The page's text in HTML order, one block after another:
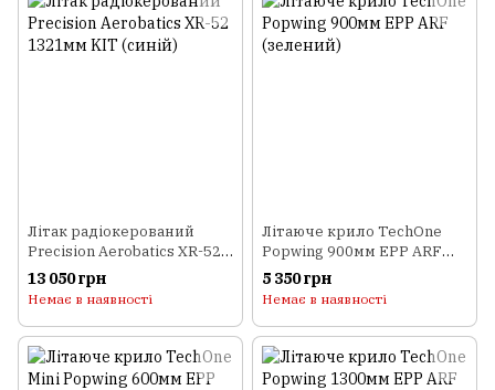
Літак радіокерований
Precision Aerobatics XR-52
1321мм KIT (синій)
13 050 грн
Немає в наявності
Літаюче крило TechOne
Popwing 900мм EPP ARF
(зелений)
5 350 грн
Немає в наявності